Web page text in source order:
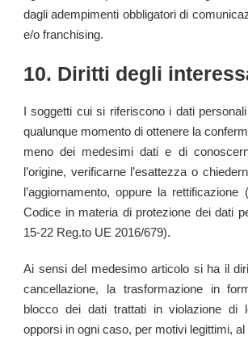
dagli adempimenti obbligatori di
e/o franchising.
10. Diritti degli
I soggetti cui si riferiscono i dati
qualunque momento di ottenere la
meno dei medesimi dati e di
l’origine, verificarne l’esattezza o
l’aggiornamento, oppure la
Codice in materia di protezione dei dati
15-22 Reg.to UE 2016/679).
Ai sensi del medesimo articolo si ha il
cancellazione, la trasformazione in
blocco dei dati trattati in violazione di
opporsi in ogni caso, per motivi legittimi,